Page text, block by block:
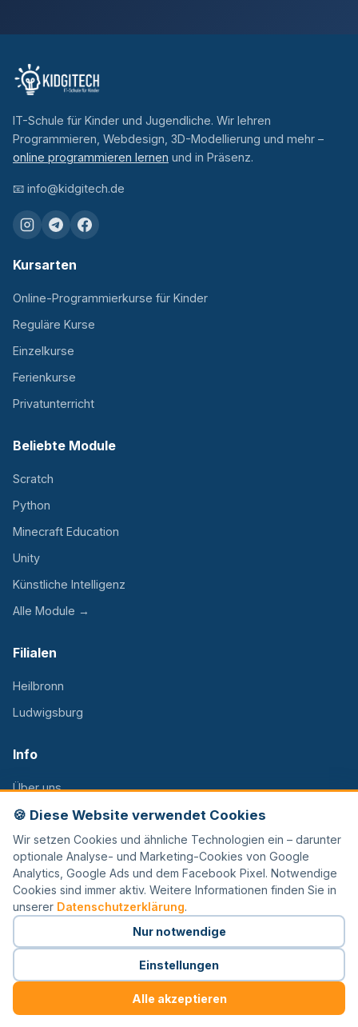
🍪 Diese Website verwendet Cookies
Wir setzen Cookies und ähnliche Technologien ein – darunter
optionale Analyse- und Marketing-Cookies von Google
Analytics, Google Ads und dem Facebook Pixel. Notwendige
Cookies sind immer aktiv. Weitere Informationen finden Sie in
unserer Datenschutzerklärung.
Nur notwendige
Einstellungen
Alle akzeptieren
IT-Schule für Kinder und Jugendliche. Wir lehren
Programmieren, Webdesign, 3D-Modellierung und mehr –
online programmieren lernen und in Präsenz.
📧 info@kidgitech.de
Kursarten
Online-Programmierkurse für Kinder
Reguläre Kurse
Einzelkurse
Ferienkurse
Privatunterricht
Beliebte Module
Scratch
Python
Minecraft Education
Unity
Künstliche Intelligenz
Alle Module →
Filialen
Heilbronn
Ludwigsburg
Info
Über uns
FAQ
Kontakt
Karriere
Franchise
Ratgeber
©
Impressum
Cookie-Einstellungen